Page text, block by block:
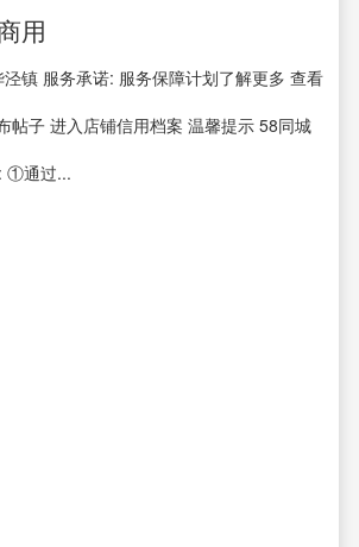
用
镇 服务承诺: 服务保障计划了解更多 查看
帖子 进入店铺信用档案 温馨提示 58同城
①通过...